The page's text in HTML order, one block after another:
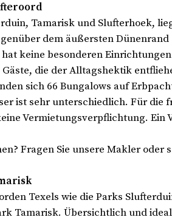
Tamarisk und Slufterhoek,
dem äußersten
keine besonderen
die der Alltagshektik
sich 66 Bungalows auf
ist sehr unterschiedlich. Für die
Vermietungsverpflichtung.
Fragen Sie unsere Makler oder
Texels wie die Parks
Tamarisk. Übersichtlich und